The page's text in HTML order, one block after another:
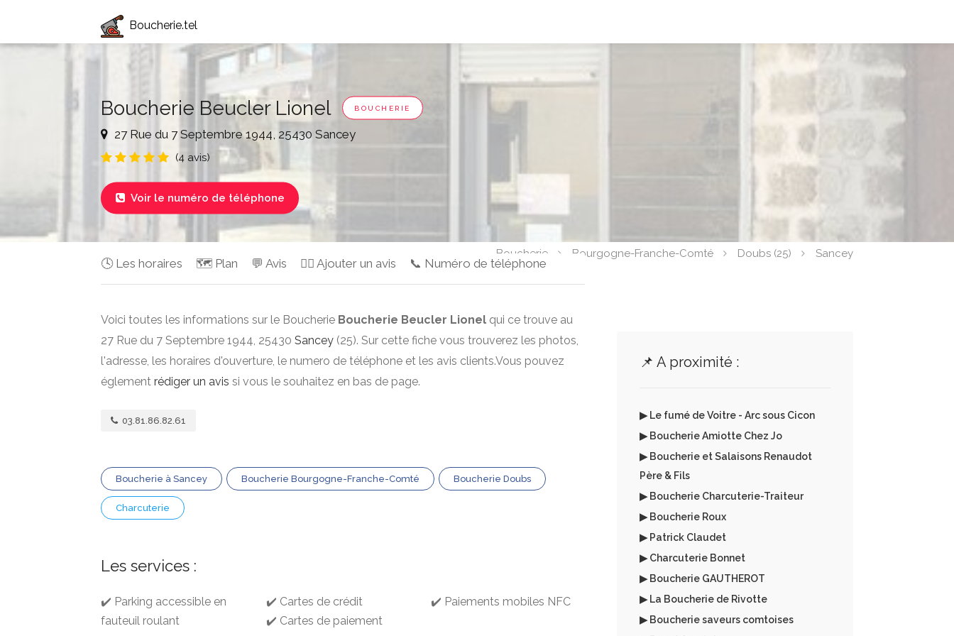
Boucherie.tel
Boucherie Beucler Lionel BOUCHERIE
27 Rue du 7 Septembre 1944, 25430 Sancey
(4 avis)
 Voir le numéro de téléphone
Boucherie Bourgogne-Franche-Comté Doubs (25) Sancey
🕓 Les horaires 🗺️ Plan 💬 Avis ✍🏻 Ajouter un avis 📞 Numéro de téléphone
Voici toutes les informations sur le Boucherie Boucherie Beucler Lionel qui ce trouve au
27 Rue du 7 Septembre 1944, 25430 Sancey (25). Sur cette fiche vous trouverez les photos,
l'adresse, les horaires d'ouverture, le numero de téléphone et les avis clients.Vous pouvez
églement rédiger un avis si vous le souhaitez en bas de page.
03.81.86.82.61
Boucherie à Sancey Boucherie Bourgogne-Franche-Comté Boucherie Doubs
Charcuterie
Les services :
✔️ Parking accessible en
fauteuil roulant
✔️ Cartes de crédit
✔️ Cartes de paiement
✔️ Paiements mobiles NFC
📌 A proximité :
▶ Le fumé de Voitre - Arc sous Cicon
▶ Boucherie Amiotte Chez Jo
▶ Boucherie et Salaisons Renaudot
Père & Fils
▶ Boucherie Charcuterie-Traiteur
▶ Boucherie Roux
▶ Patrick Claudet
▶ Charcuterie Bonnet
▶ Boucherie GAUTHEROT
▶ La Boucherie de Rivotte
▶ Boucherie saveurs comtoises